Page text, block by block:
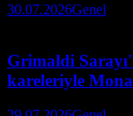
30.07.2026Genel
Grimaldi
kareleriyle